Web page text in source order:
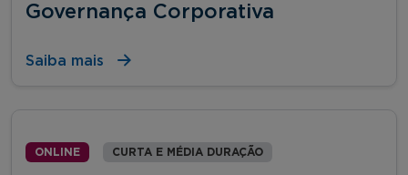
Governança Corporativa
Saiba mais
ONLINE CURTA E MÉDIA DURAÇÃO